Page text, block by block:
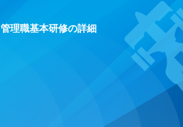
管理職基本研修の詳細